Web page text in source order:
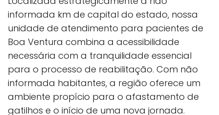
informada km de capital do estado, nossa
unidade de atendimento para pacientes de
Boa Ventura combina a acessibilidade
necessária com a tranquilidade essencial
para o processo de reabilitação. Com não
informada habitantes, a região oferece um
ambiente propício para o afastamento de
gatilhos e o início de uma nova jornada.